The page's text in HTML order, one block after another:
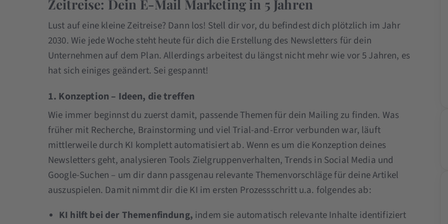
Zeitreise: Dein E-Mail Marketing in 5 Jahren
Lust auf eine kleine Zeitreise? Dann los! Stell dir vor, du befindest dich plötzlich im Jahr
2030. Wie jede Woche steht heute für dich die Erstellung des Newsletters für dein
Unternehmen auf dem Plan. Allerdings arbeitest du längst nicht mehr wie vor 5 Jahren, es
hat sich einiges geändert. Sei gespannt!
1. Konzeption – Ideen, die treffen
Wie immer beginnst du zuerst damit, passende Themen für dein Mailing zu finden. Was
früher mit Recherche, Brainstorming und viel Trial-and-Error verbunden war, läuft
mittlerweile durch KI komplett automatisiert ab. Wenn es um die Konzeption deines
Newsletters geht, analysieren Tools Zielgruppenverhalten, Trends in Social Media und
Google-Suchen – um dir dann passgenau relevante Themenvorschläge für deine Artikel
auszuspielen. Damit nimmt dir die KI im ersten Prozessschritt u.a. folgendes ab:
KI hilft bei der Themenfindung, indem sie automatisch relevante Inhalte identifiziert